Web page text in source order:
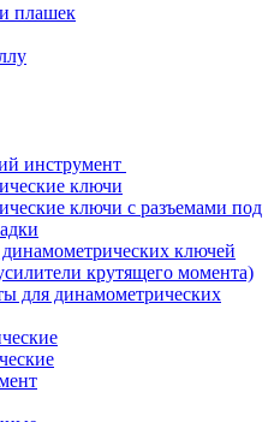
плашек
инструмент
ключи
ключи с разъемами под
ключей
крутящего момента)
для динамометрических